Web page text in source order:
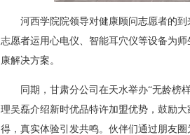
河西学院院领导对健康顾问志愿者的
志愿者运用心电仪、智能耳穴仪等设备为
康解决方案。
同期，甘肃分公司在天水举办“无龄榜
理吴磊介绍新时优品特许加盟优势，鼓励
得，真实体验引发共鸣。伙伴们通过朋友